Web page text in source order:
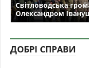
Світловодська
Олександром
ДОБРІ СПРАВИ